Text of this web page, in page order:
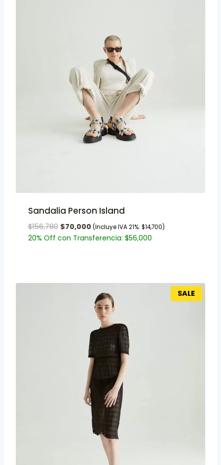
Sandalia Person Island
$156,780 $70,000 (Incluye IVA 21%: $14,700)
20% Off con Transferencia: $56,000
SALE